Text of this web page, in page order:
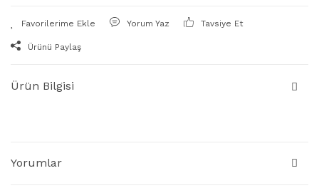
Yorum Yaz Tavsiye Et
Ürünü Paylaş
Ürün Bilgisi
Yorumlar